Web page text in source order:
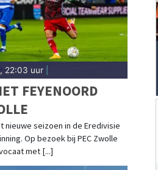
22:03 uur|
FEYENOORD
nieuwe seizoen in de Eredivisie
Op bezoek bij PEC Zwolle
met [...]